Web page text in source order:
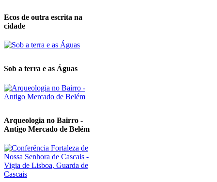
Ecos de outra escrita na
cidade
Sob a terra e as Águas
Arqueologia no Bairro -
Antigo Mercado de Belém